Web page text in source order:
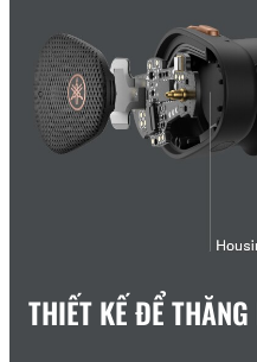
THIẾT KẾ ĐỂ THĂNG